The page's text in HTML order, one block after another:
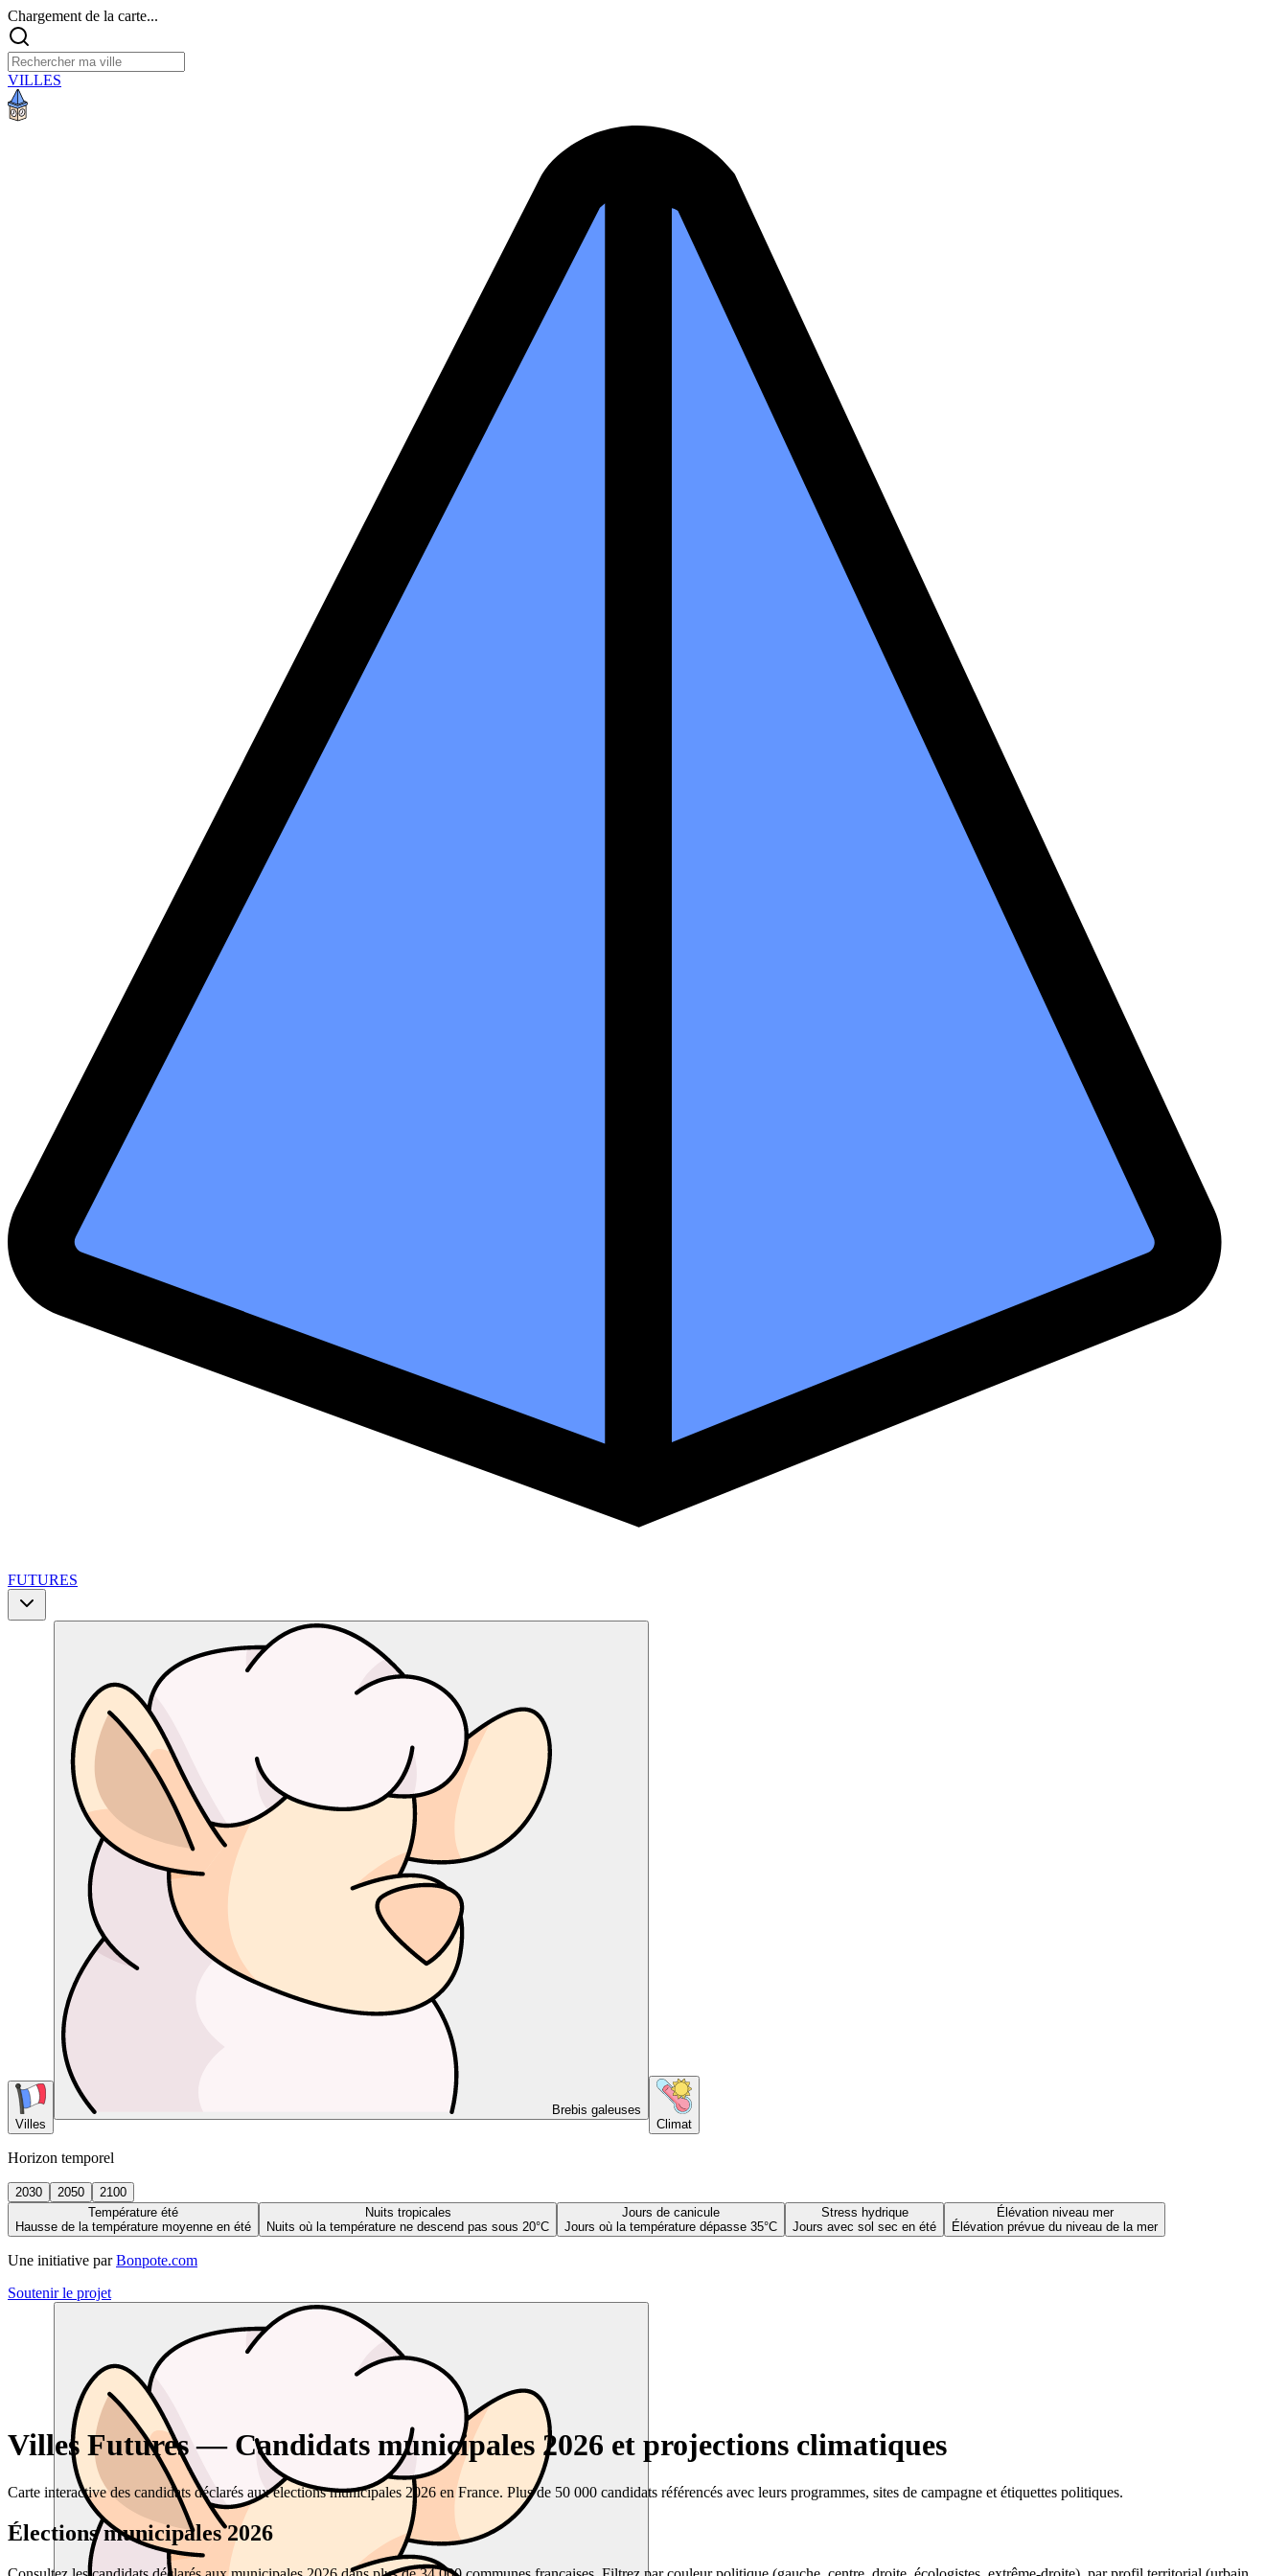
Chargement de la carte...
VILLES
FUTURES
Villes
Brebis galeuses
Climat
Horizon temporel
2030 2050
2100
Température été
Hausse de la température moyenne en été
Nuits tropicales
Nuits où la température ne descend pas sous 20°C
Jours de canicule
Jours où la température dépasse 35°C
Stress hydrique
Jours avec sol sec en été
Élévation niveau mer
Élévation prévue du niveau de la mer
Une initiative par Bonpote.com
Soutenir le projet
Villes Futures — Candidats municipales 2026 et projections climatiques
Carte interactive des candidats déclarés aux élections municipales 2026 en France. Plus de 50 000 candidats référencés avec leurs programmes, sites de campagne et étiquettes politiques.
Élections municipales 2026